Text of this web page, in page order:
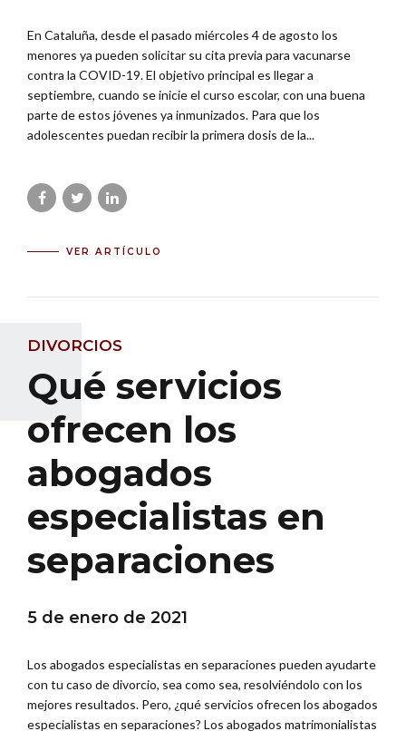
En Cataluña, desde el pasado miércoles 4 de agosto los
menores ya pueden solicitar su cita previa para vacunarse
contra la COVID-19. El objetivo principal es llegar a
septiembre, cuando se inicie el curso escolar, con una buena
parte de estos jóvenes ya inmunizados. Para que los
adolescentes puedan recibir la primera dosis de la...
VER ARTÍCULO
DIVORCIOS
Qué servicios
ofrecen los
abogados
especialistas en
separaciones
5 de enero de 2021
Los abogados especialistas en separaciones pueden ayudarte
con tu caso de divorcio, sea como sea, resolviéndolo con los
mejores resultados. Pero, ¿qué servicios ofrecen los abogados
especialistas en separaciones? Los abogados matrimonialistas